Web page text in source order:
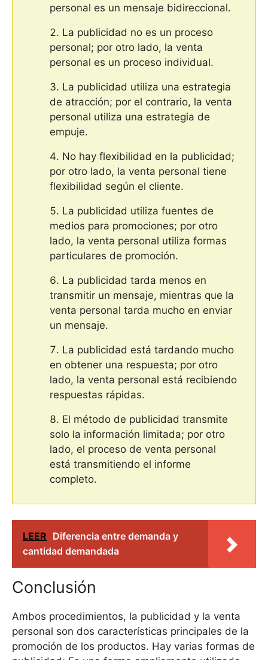
personal es un mensaje bidireccional.
La publicidad no es un proceso
personal; por otro lado, la venta
personal es un proceso individual.
La publicidad utiliza una estrategia
de atracción; por el contrario, la venta
personal utiliza una estrategia de
empuje.
No hay flexibilidad en la publicidad;
por otro lado, la venta personal tiene
flexibilidad según el cliente.
La publicidad utiliza fuentes de
medios para promociones; por otro
lado, la venta personal utiliza formas
particulares de promoción.
La publicidad tarda menos en
transmitir un mensaje, mientras que la
venta personal tarda mucho en enviar
un mensaje.
La publicidad está tardando mucho
en obtener una respuesta; por otro
lado, la venta personal está recibiendo
respuestas rápidas.
El método de publicidad transmite
solo la información limitada; por otro
lado, el proceso de venta personal
está transmitiendo el informe
completo.
LEER Diferencia entre demanda y
cantidad demandada
Conclusión
Ambos procedimientos, la publicidad y la venta
personal son dos características principales de la
promoción de los productos. Hay varias formas de